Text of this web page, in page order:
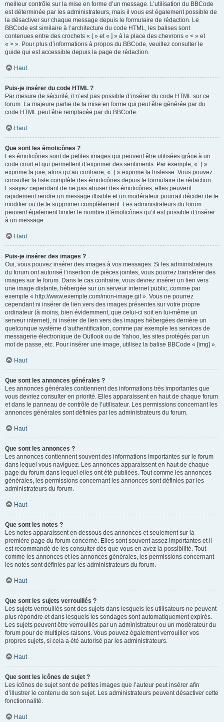
meilleur contrôle sur la mise en forme d’un message. L’utilisation du BBCode
est déterminée par les administrateurs, mais il vous est également possible de
la désactiver sur chaque message depuis le formulaire de rédaction. Le
BBCode est similaire à l’architecture du code HTML, les balises sont
contenues entre des crochets « [ » et « ] » à la place des chevrons « < » et
« > ». Pour plus d’informations à propos du BBCode, veuillez consulter le
guide qui est accessible depuis la page de rédaction.
Haut
Puis-je insérer du code HTML ?
Par mesure de sécurité, il n’est pas possible d’insérer du code HTML sur ce
forum. La majeure partie de la mise en forme qui peut être générée par du
code HTML peut être remplacée par du BBCode.
Haut
Que sont les émoticônes ?
Les émoticônes sont de petites images qui peuvent être utilisées grâce à un
code court et qui permettent d’exprimer des sentiments. Par exemple, « :) »
exprime la joie, alors qu’au contraire, « :( » exprime la tristesse. Vous pouvez
consulter la liste complète des émoticônes depuis le formulaire de rédaction.
Essayez cependant de ne pas abuser des émoticônes, elles peuvent
rapidement rendre un message illisible et un modérateur pourrait décider de le
modifier ou de le supprimer complètement. Les administrateurs du forum
peuvent également limiter le nombre d’émoticônes qu’il est possible d’insérer
à un message.
Haut
Puis-je insérer des images ?
Oui, vous pouvez insérer des images à vos messages. Si les administrateurs
du forum ont autorisé l’insertion de pièces jointes, vous pourrez transférer des
images sur le forum. Dans le cas contraire, vous devrez insérer un lien vers
une image distante, hébergée sur un serveur internet public, comme par
exemple « http://www.exemple.com/mon-image.gif ». Vous ne pourrez
cependant ni insérer de lien vers des images présentes sur votre propre
ordinateur (à moins, bien évidemment, que celui-ci soit en lui-même un
serveur internet), ni insérer de lien vers des images hébergées derrière un
quelconque système d’authentification, comme par exemple les services de
messagerie électronique de Outlook ou de Yahoo, les sites protégés par un
mot de passe, etc. Pour insérer une image, utilisez la balise BBCode « [img] ».
Haut
Que sont les annonces générales ?
Les annonces générales contiennent des informations très importantes que
vous devriez consulter en priorité. Elles apparaissent en haut de chaque forum
et dans le panneau de contrôle de l’utilisateur. Les permissions concernant les
annonces générales sont définies par les administrateurs du forum.
Haut
Que sont les annonces ?
Les annonces contiennent souvent des informations importantes sur le forum
dans lequel vous naviguez. Les annonces apparaissent en haut de chaque
page du forum dans lequel elles ont été publiées. Tout comme les annonces
générales, les permissions concernant les annonces sont définies par les
administrateurs du forum.
Haut
Que sont les notes ?
Les notes apparaissent en dessous des annonces et seulement sur la
première page du forum concerné. Elles sont souvent assez importantes et il
est recommandé de les consulter dès que vous en avez la possibilité. Tout
comme les annonces et les annonces générales, les permissions concernant
les notes sont définies par les administrateurs du forum.
Haut
Que sont les sujets verrouillés ?
Les sujets verrouillés sont des sujets dans lesquels les utilisateurs ne peuvent
plus répondre et dans lesquels les sondages sont automatiquement expirés.
Les sujets peuvent être verrouillés par un administrateur ou un modérateur du
forum pour de multiples raisons. Vous pouvez également verrouiller vos
propres sujets, si cela a été autorisé par les administrateurs.
Haut
Que sont les icônes de sujet ?
Les icônes de sujet sont de petites images que l’auteur peut insérer afin
d’illustrer le contenu de son sujet. Les administrateurs peuvent désactiver cette
fonctionnalité.
Haut